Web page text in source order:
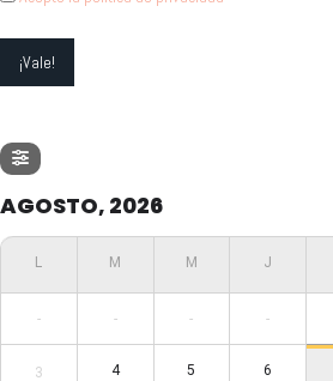
AGOSTO, 2026
- - - -
3 4 5 6